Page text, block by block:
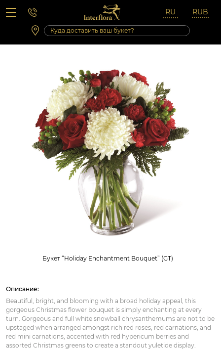
Вопросы-ответы
Сб 10:00 ‐ 14:00
Выходные и праздничные дни
Букет “Holiday Enchantment Bouquet” (GT)
Описание:
Beautiful, bright, and blooming with a broad holiday appeal, this
gorgeous Christmas flower bouquet is simply enchanting at every
turn. Gorgeous and full white snowball chrysanthemums are not to be
upstaged when arranged amongst rich red roses, red carnations, and
red mini carnations, accented with red hypericum berries and
assorted Christmas greens to create a standout yuletide display.